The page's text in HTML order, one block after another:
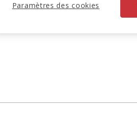
Paramètres des cookies